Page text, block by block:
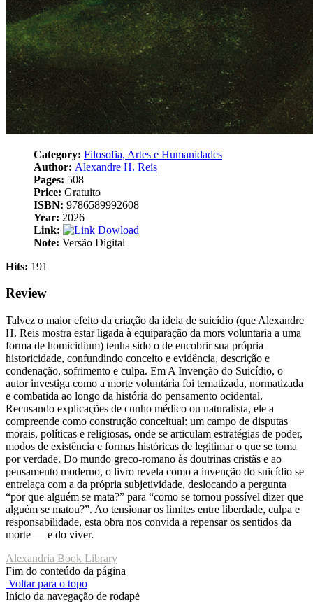
Category: Filosofia, Artes e Humanidades
Author: Alexandre H. Reis
Pages: 508
Price: Gratuito
ISBN: 9786589992608
Year: 2026
Link:
Dowload
Note: Versão Digital
Hits: 191
Review
Talvez o maior efeito da criação da ideia de suicídio (que Alexandre
H. Reis mostra estar ligada à equiparação da mors voluntaria a uma
forma de homicidium) tenha sido o de encobrir sua própria
historicidade, confundindo conceito e evidência, descrição e
condenação, sofrimento e culpa. Em A Invenção do Suicídio, o
autor investiga como a morte voluntária foi tematizada, normatizada
e combatida ao longo da história do pensamento ocidental.
Recusando explicações de cunho médico ou naturalista, ele a
compreende como construção conceitual: um campo de disputas
morais, políticas e religiosas, onde se articulam estratégias de poder,
modos de existência e formas históricas de legitimar o que se toma
por verdade. Do mundo greco-romano às doutrinas cristãs e ao
pensamento moderno, o livro revela como a invenção do suicídio se
entrelaça com a da própria subjetividade, deslocando a pergunta
“por que alguém se mata?” para “como se tornou possível dizer que
alguém se matou?”. Ao tensionar os limites entre liberdade, culpa e
responsabilidade, esta obra nos convida a repensar os sentidos da
morte — e do viver.
Alexandria Book Library
Fim do conteúdo da página
Voltar para o topo
Início da navegação de rodapé